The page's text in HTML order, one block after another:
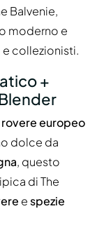
Balvenie,
moderno e
collezionisti.
+
europeo
dolce da
, questo
di The
espezie